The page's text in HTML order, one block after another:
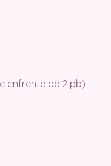
enfrente de 2 pb)